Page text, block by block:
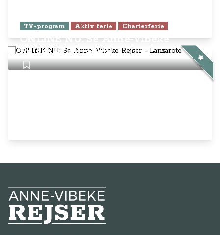
TV-program Aktiv ferie Charterferie
ONLINE NU: Se Anne-Vibeke
Rejser - Lanzarote
Anne-Vibeke Rejser